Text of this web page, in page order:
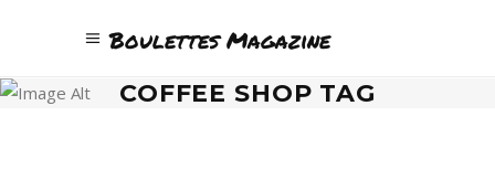
Boulettes Magazine
COFFEE SHOP TAG